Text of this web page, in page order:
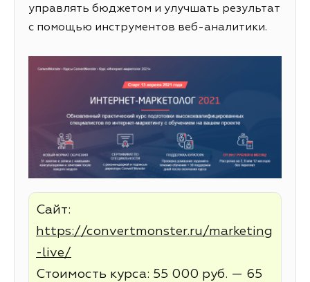
управлять бюджетом и улучшать результат
с помощью инструментов веб-аналитики.
Сайт:
https://convertmonster.ru/marketing
-live/
Стоимость курса: 55 000 руб. — 65